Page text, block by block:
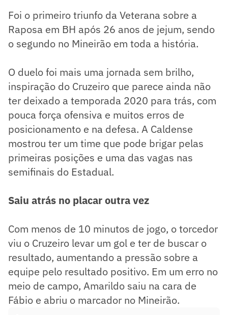
Foi o primeiro triunfo da Veterana sobre a
Raposa em BH após 26 anos de jejum, sendo
o segundo no Mineirão em toda a história.
O duelo foi mais uma jornada sem brilho,
inspiração do Cruzeiro que parece ainda não
ter deixado a temporada 2020 para trás, com
pouca força ofensiva e muitos erros de
posicionamento e na defesa. A Caldense
mostrou ter um time que pode brigar pelas
primeiras posições e uma das vagas nas
semifinais do Estadual.
Saiu atrás no placar outra vez
Com menos de 10 minutos de jogo, o torcedor
viu o Cruzeiro levar um gol e ter de buscar o
resultado, aumentando a pressão sobre a
equipe pelo resultado positivo. Em um erro no
meio de campo, Amarildo saiu na cara de
Fábio e abriu o marcador no Mineirão.